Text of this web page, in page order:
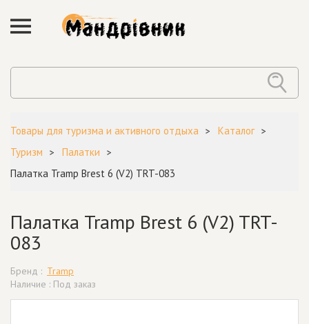
Товары для туризма и активного отдыха
Каталог
Туризм
Палатки
Палатка Tramp Brest 6 (V2) TRT-083
Палатка Tramp Brest 6 (V2) TRT-
083
Бренд : Tramp
Наличие : Под заказ